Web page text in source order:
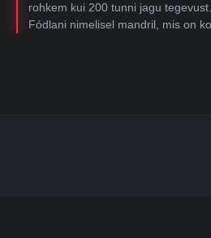
rohkem kui 200 tunni jagu
Fódlani nimelisel mandril, mis on